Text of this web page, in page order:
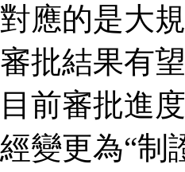
對應的是大
審批結果有
目前審批進
經變更為“制